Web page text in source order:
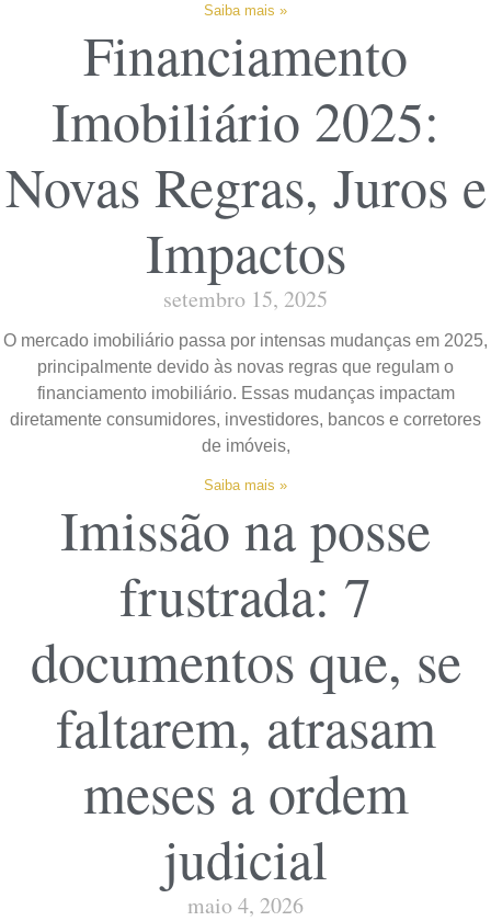
Saiba mais »
Financiamento
Imobiliário 2025:
Novas Regras, Juros e
Impactos
setembro 15, 2025
O mercado imobiliário passa por intensas mudanças em 2025,
principalmente devido às novas regras que regulam o
financiamento imobiliário. Essas mudanças impactam
diretamente consumidores, investidores, bancos e corretores
de imóveis,
Saiba mais »
Imissão na posse
frustrada: 7
documentos que, se
faltarem, atrasam
meses a ordem
judicial
maio 4, 2026